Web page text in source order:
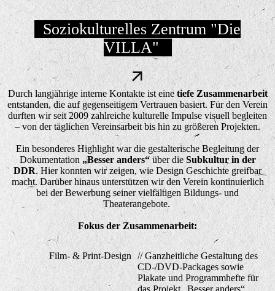
Soziokulturelles Zentrum "Die
VILLA"
Durch langjährige interne Kontakte ist einetiefe Zusammenarbeit
entstanden, die auf gegenseitigem Vertrauen basiert. Für den Verein
durften wir seit 2009 zahlreiche kulturelle Impulse visuell begleiten
– von der täglichen Vereinsarbeit bis hin zu größeren Projekten.
Ein besonderes Highlight war die gestalterische Begleitung der
Dokumentation „Besser anders“über die Subkultur in der
DDR. Hier konnten wir zeigen, wie Design Geschichte greifbar
macht. Darüber hinaus unterstützen wir den Verein kontinuierlich
bei der Bewerbung seiner vielfältigen Bildungs- und
Theaterangebote.
Fokus der Zusammenarbeit:
Film- & Print-Design
// Ganzheitliche Gestaltung des
CD-/DVD-Packages sowie
Plakate und Programmhefte für
das Projekt „Besser anders“